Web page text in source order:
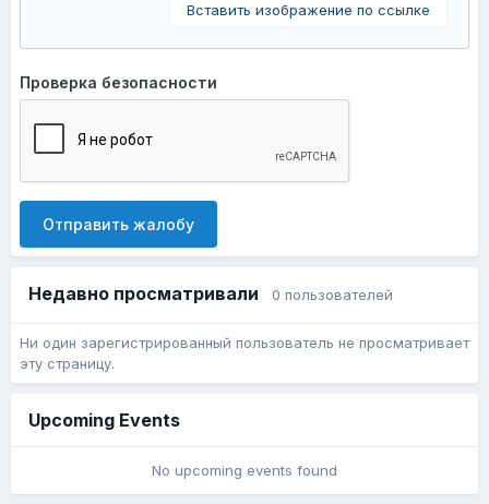
Вставить изображение по ссылке
Проверка безопасности
Отправить жалобу
Недавно просматривали 0 пользователей
Ни один зарегистрированный пользователь не просматривает
эту страницу.
Upcoming Events
No upcoming events found